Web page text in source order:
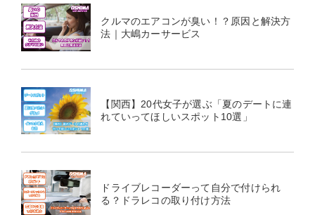
クルマのエアコンが臭い！？原因と解決方
法｜大嶋カーサービス
【関西】20代女子が選ぶ「夏のデートに連
れていってほしいスポット10選」
ドライブレコーダーって自分で付けられ
る？ドラレコの取り付け方法